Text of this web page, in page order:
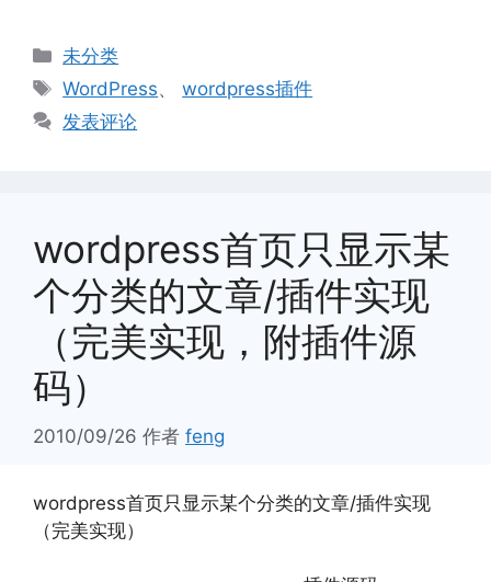
分
类
未分类
标
签
WordPress、wordpress插件
发表评论
wordpress首页只显示某
个分类的文章/插件实现
（完美实现，附插件源
码）
2010/09/26 作者 feng
wordpress首页只显示某个分类的文章/插件实现
（完美实现）